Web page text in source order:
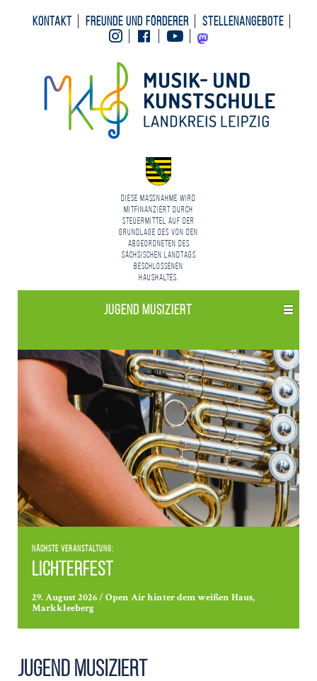
Kontakt Freunde und Förderer
Stellenangebote
InstagramFacebookYoutubeMastodon
Diese Maßnahme wird
mitfinanziert durch
Steuermittel auf der
Grundlage des von den
Abgeordneten des
Sächsischen Landtags
beschlossenen
Haushaltes.
Jugend Musiziert
Nächste Veranstaltung:
Lichterfest
29. August 2026 / Open Air hinter dem weißen Haus,
Markkleeberg
Jugend Musiziert